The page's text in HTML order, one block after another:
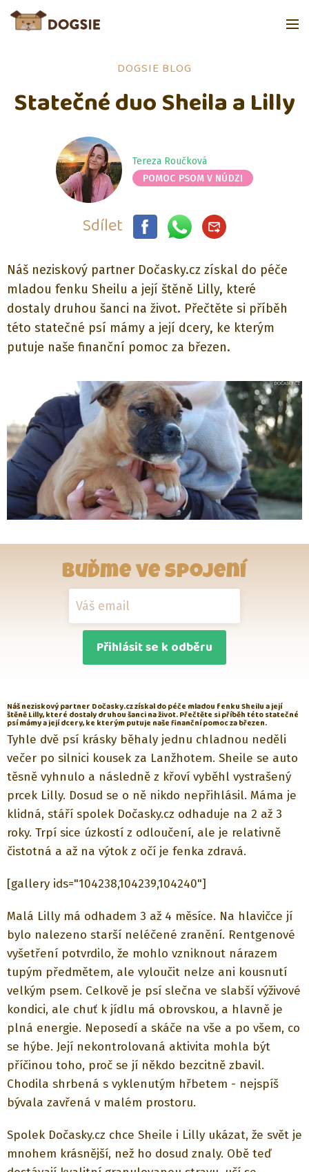
DOGSIE BLOG
Statečné duo Sheila a Lilly
Tereza Roučková
POMOC PSOM V NÚDZI
Sdílet
Náš neziskový partner Dočasky.cz získal do péče
mladou fenku Sheilu a její štěně Lilly, které
dostaly druhou šanci na život. Přečtěte si příběh
této statečné psí mámy a její dcery, ke kterým
putuje naše finanční pomoc za březen.
Buďme ve spojení
Přihlásit se k odběru
Náš neziskový partner Dočasky.cz získal do péče mladou fenku Sheilu a její
štěně Lilly, které dostaly druhou šanci na život. Přečtěte si příběh této statečné
psí mámy a její dcery, ke kterým putuje naše finanční pomoc za březen.
Tyhle dvě psí krásky běhaly jednu chladnou neděli
večer po silnici kousek za Lanžhotem. Sheile se auto
těsně vyhnulo a následně z křoví vyběhl vystrašený
prcek Lilly. Dosud se o ně nikdo nepřihlásil. Máma je
klidná, stáří spolek Dočasky.cz odhaduje na 2 až 3
roky. Trpí sice úzkostí z odloučení, ale je relativně
čistotná a až na výtok z očí je fenka zdravá.
[gallery ids="104238,104239,104240"]
Malá Lilly má odhadem 3 až 4 měsíce. Na hlavičce jí
bylo nalezeno starší neléčené zranění. Rentgenové
vyšetření potvrdilo, že mohlo vzniknout nárazem
tupým předmětem, ale vyloučit nelze ani kousnutí
velkým psem. Celkově je psí slečna ve slabší výživové
kondici, ale chuť k jídlu má obrovskou, a hlavně je
plná energie. Neposedí a skáče na vše a po všem, co
se hýbe. Její nekontrolovaná aktivita mohla být
příčinou toho, proč se jí někdo bezcitně zbavil.
Chodila shrbená s vyklenutým hřbetem - nejspíš
bývala zavřená v malém prostoru.
Spolek Dočasky.cz chce Sheile i Lilly ukázat, že svět je
mnohem krásnější, než ho dosud znaly. Obě teď